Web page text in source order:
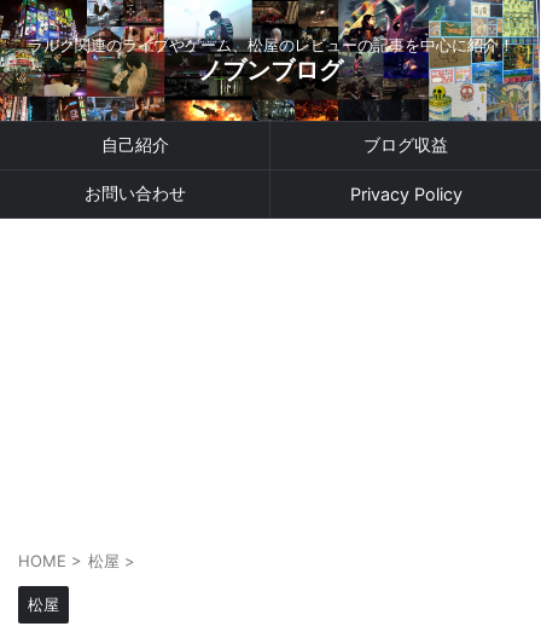
ラルク関連のライブやゲーム、松屋のレビューの記事を中心に紹介！
ノブンブログ
自己紹介 ブログ収益
お問い合わせ Privacy Policy
HOME > 松屋 >
松屋